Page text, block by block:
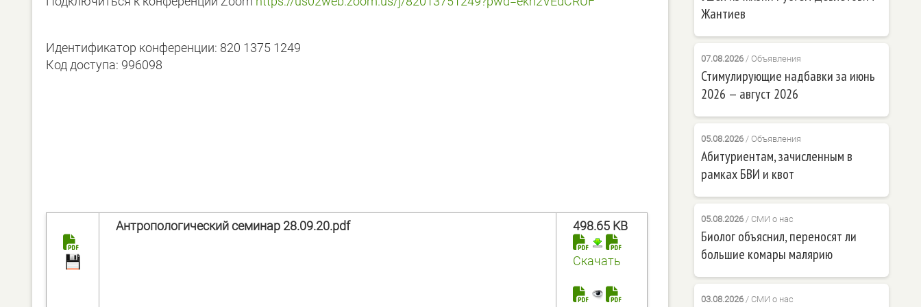
Идентификатор конференции: 820 1375 1249
Код доступа: 996098
Антропологический семинар 28.09.20.pdf 498.65 KB
Скачать
Жантиев
07.08.2026/ Объявления
Стимулирующие надбавки за июнь
2026 — август 2026
05.08.2026/ Объявления
Абитуриентам, зачисленным в
рамках БВИ и квот
05.08.2026/ СМИ о нас
Биолог объяснил, переносят ли
большие комары малярию
03.08.2026/ СМИ о нас